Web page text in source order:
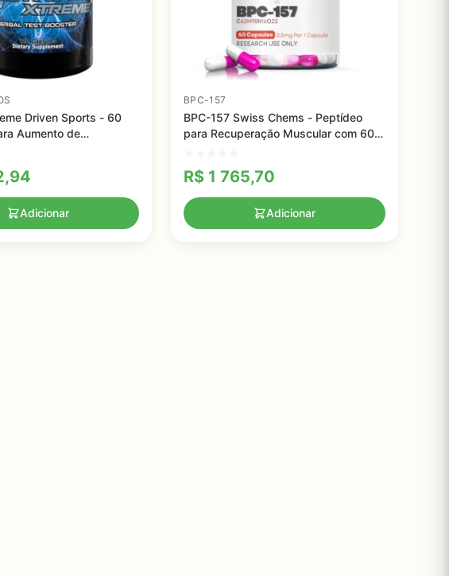
Driven Sports - 60
Aumento de
Adicionar
BPC-157
BPC-157 Swiss Chems - Peptídeo
para Recuperação Muscular com 60
R$ 1 765,70
Adicionar